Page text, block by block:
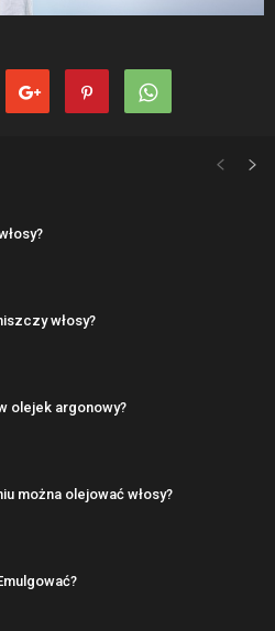
włosy?
olejek argonowy?
można olejować włosy?